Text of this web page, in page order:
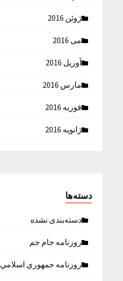
ژوئن 2016
می 2016
آوریل 2016
مارس 2016
فوریه 2016
ژانویه 2016
دسته‌ها
دسته‌بندی نشده
روزنامه جام جم
روزنامه جمهوري اسلامي